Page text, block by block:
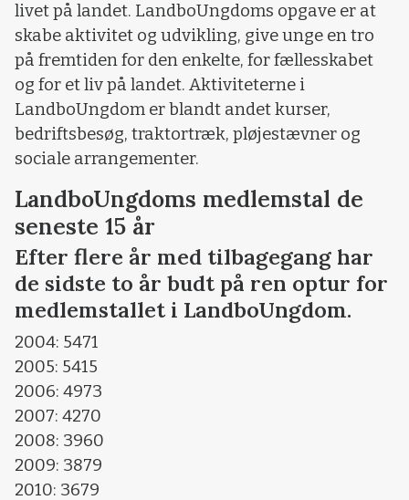
livet på landet. LandboUngdoms opgave er at
skabe aktivitet og udvikling, give unge en tro
på fremtiden for den enkelte, for fællesskabet
og for et liv på landet. Aktiviteterne i
LandboUngdom er blandt andet kurser,
bedriftsbesøg, traktortræk, pløjestævner og
sociale arrangementer.
LandboUngdoms medlemstal de
seneste 15 år
Efter flere år med tilbagegang har
de sidste to år budt på ren optur for
medlemstallet i LandboUngdom.
2004: 5471
2005: 5415
2006: 4973
2007: 4270
2008: 3960
2009: 3879
2010: 3679